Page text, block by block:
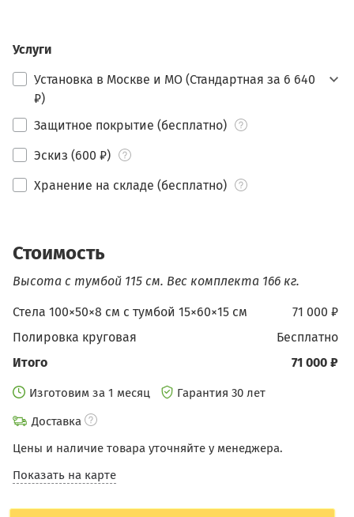
Услуги
Установка в Москве и МО (Стандартная за 6 640
₽)
Защитное покрытие (бесплатно)
Эскиз (600 ₽)
Хранение на складе (бесплатно)
Стоимость
Высота с тумбой 115 см. Вес комплекта 166 кг.
71 000 ₽
Стела 100×50×8 см с тумбой 15×60×15 см
бесплатно
Полировка круговая
71 000 ₽
Итого
Изготовим за 1 месяц
Гарантия 30 лет
Доставка
Цены и наличие товара уточняйте у менеджера.
Показать на карте